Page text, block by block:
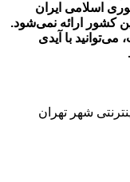
اسلامی ایران
کشور ارائه نمی‌شود.
با آیدی
شهر تهران